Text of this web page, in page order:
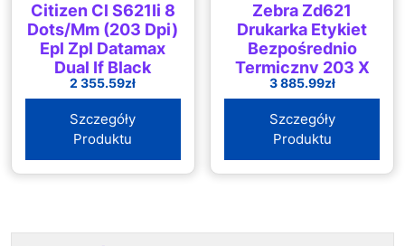
Citizen Cl S621Ii 8
Dots/Mm (203 Dpi)
Epl Zpl Datamax
Dual If Black
2 355.59zł
Szczegóły
Produktu
Zebra Zd621
Drukarka Etykiet
Bezpośrednio
Termiczny 203 X
Dpi Przewodowy I
3 885.99zł
Szczegóły
Produktu